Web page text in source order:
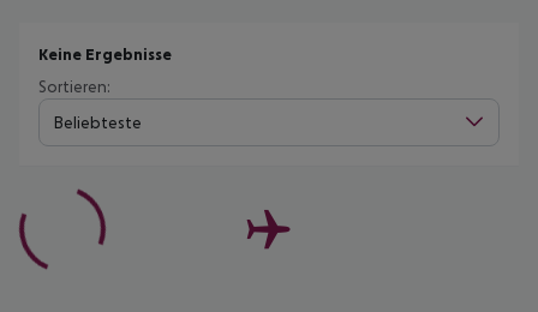
Keine Ergebnisse
Sortieren:
Beliebteste